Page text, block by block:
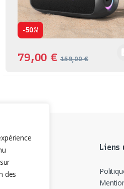
des
-50%
79,00€ 159,00€
Liens